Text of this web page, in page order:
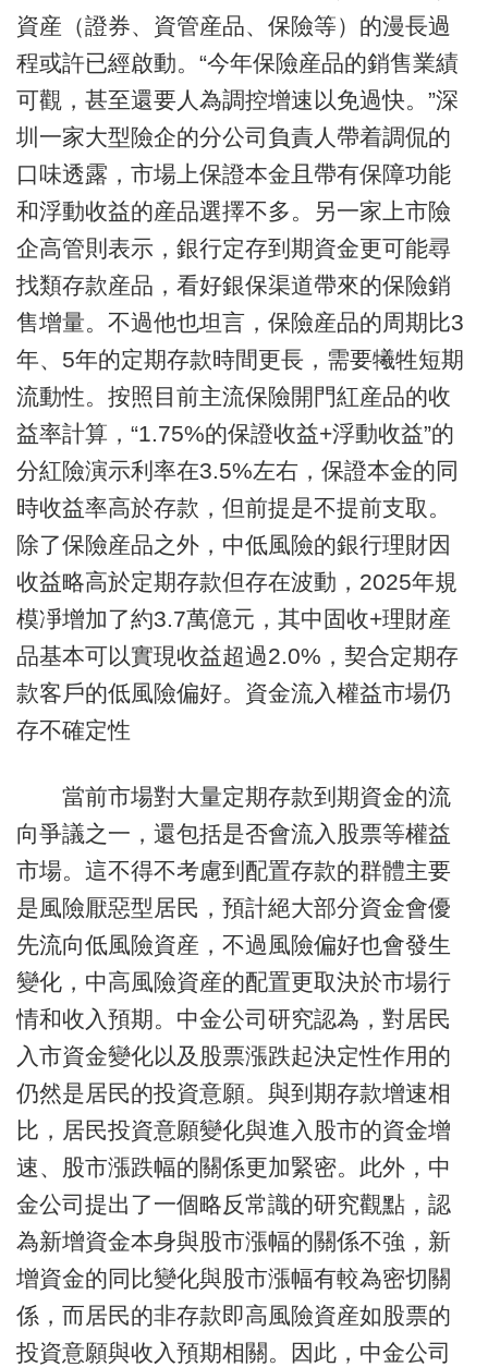
資産（證券、資管産品、保險等）的漫長過
程或許已經啟動。“今年保險産品的銷售業績
可觀，甚至還要人為調控增速以免過快。”深
圳一家大型險企的分公司負責人帶着調侃的
口味透露，市場上保證本金且帶有保障功能
和浮動收益的産品選擇不多。另一家上市險
企高管則表示，銀行定存到期資金更可能尋
找類存款産品，看好銀保渠道帶來的保險銷
售增量。不過他也坦言，保險産品的周期比3
年、5年的定期存款時間更長，需要犧牲短期
流動性。按照目前主流保險開門紅産品的收
益率計算，“1.75%的保證收益+浮動收益”的
分紅險演示利率在3.5%左右，保證本金的同
時收益率高於存款，但前提是不提前支取。
除了保險産品之外，中低風險的銀行理財因
收益略高於定期存款但存在波動，2025年規
模凈增加了約3.7萬億元，其中固收+理財産
品基本可以實現收益超過2.0%，契合定期存
款客戶的低風險偏好。資金流入權益市場仍
存不確定性
當前市場對大量定期存款到期資金的流
向爭議之一，還包括是否會流入股票等權益
市場。這不得不考慮到配置存款的群體主要
是風險厭惡型居民，預計絕大部分資金會優
先流向低風險資産，不過風險偏好也會發生
變化，中高風險資産的配置更取決於市場行
情和收入預期。中金公司研究認為，對居民
入市資金變化以及股票漲跌起決定性作用的
仍然是居民的投資意願。與到期存款增速相
比，居民投資意願變化與進入股市的資金增
速、股市漲跌幅的關係更加緊密。此外，中
金公司提出了一個略反常識的研究觀點，認
為新增資金本身與股市漲幅的關係不強，新
增資金的同比變化與股市漲幅有較為密切關
係，而居民的非存款即高風險資産如股票的
投資意願與收入預期相關。因此，中金公司